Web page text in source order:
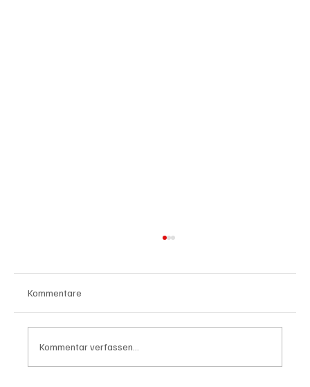
Kommentare
Kommentar verfassen...